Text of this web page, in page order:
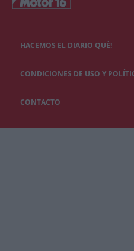
HACEMOS EL DIARIO QUÉ!
CONDICIONES DE USO Y
CONTACTO